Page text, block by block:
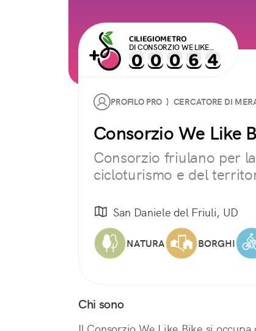
CILIEGIOMETRO
DI CONSORZIO WE LIKE
BIKE
PROFILO PRO } CERCATORE DI
Consorzio We Like
Consorzio friulano per
cicloturismo e del
San Daniele del Friuli, UD
NATURA BORGHI
Chi sono